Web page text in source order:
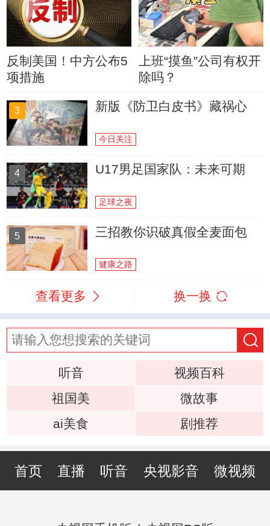
反制美国！中方公布5
项措施
上班“摸鱼”公司有权开
除吗？
3 新版《防卫白皮书》藏祸心
今日关注
4 U17男足国家队：未来可期
足球之夜
5 三招教你识破真假全麦面包
健康之路
查看更多 换一换
听音
视频百科
祖国美
微故事
ai美食
剧推荐
首页 直播 听音 央视影音 微视频